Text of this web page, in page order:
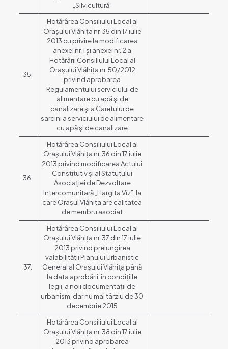
„Silvicultură”
35.
Hotărârea Consiliului Local al
Orașului Vlăhița nr. 35 din 17 iulie
2013 cu privire la modificarea
anexei nr. 1 și anexei nr. 2 a
Hotărârii Consiliului Local al
Orașului Vlăhița nr. 50/2012
privind aprobarea
Regulamentului serviciului de
alimentare cu apă şi de
canalizare şi a Caietului de
sarcini a serviciului de alimentare
cu apă şi de canalizare
36.
Hotărârea Consiliului Local al
Orașului Vlăhița nr. 36 din 17 iulie
2013 privind modificarea Actului
Constitutiv și al Statutului
Asociației de Dezvoltare
Intercomunitară „Hargita Víz”, la
care Oraşul Vlăhiţa are calitatea
de membru asociat
37.
Hotărârea Consiliului Local al
Orașului Vlăhița nr. 37 din 17 iulie
2013 privind prelungirea
valabilităţii Planului Urbanistic
General al Oraşului Vlăhiţa până
la data aprobării, în condițiile
legii, a noii documentații de
urbanism, dar nu mai târziu de 30
decembrie 2015
Hotărârea Consiliului Local al
Orașului Vlăhița nr. 38 din 17 iulie
2013 privind aprobarea